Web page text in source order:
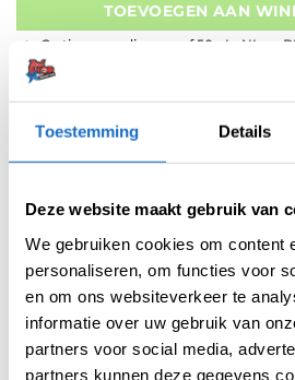
Toestemming Details
Deze website maakt gebruik van
We gebruiken cookies om content
personaliseren, om functies voor
en om ons websiteverkeer te
informatie over uw gebruik van
partners voor social media,
partners kunnen deze gegevens
TOEVOEGEN AAN
Gratis verzending vanaf 50,- In NL en
Betaal later met Klarna
Artikelnummer:variation-6221
Categorieën: Dartpijlen , Recreatie